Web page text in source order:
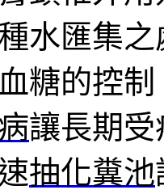
水匯集
糖的控
讓長期
抽化糞池